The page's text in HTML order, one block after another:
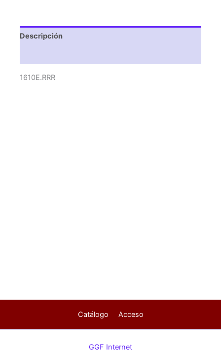
Descripción
1610E.RRR
Catálogo Acceso
GGF Internet